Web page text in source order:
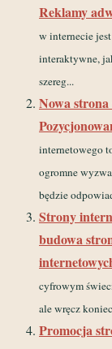
Reklamy
w internecie
interaktywne,
szereg...
Nowa
internetowego
ogromne
będzie
Strony
budowa
cyfrowym
ale wręcz
Promocja